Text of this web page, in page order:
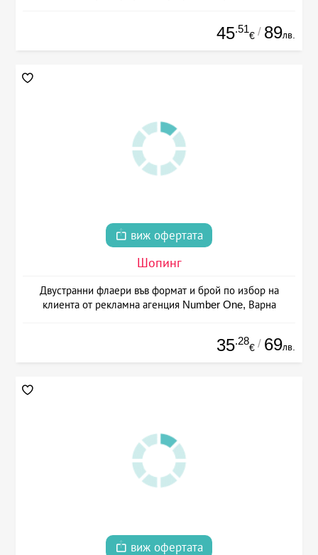
45.51
€ / 89лв.
виж офертата
Шопинг
Двустранни флаери във формат и брой по избор на
клиента от рекламна агенция Number One, Варна
35.28
€ / 69лв.
виж офертата